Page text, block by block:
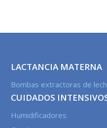
LACTANCIA MATERNA
Bombas extractoras de
CUIDADOS
Humidificadores